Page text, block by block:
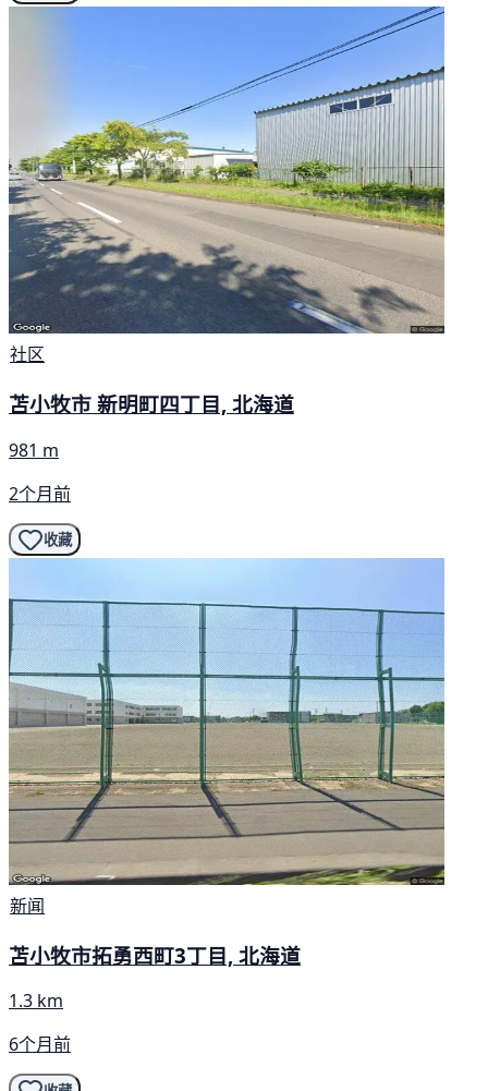
社区
苫小牧市 新明町四丁目, 北海道
981 m
2个月前
收藏
新闻
苫小牧市拓勇西町3丁目, 北海道
1.3 km
6个月前